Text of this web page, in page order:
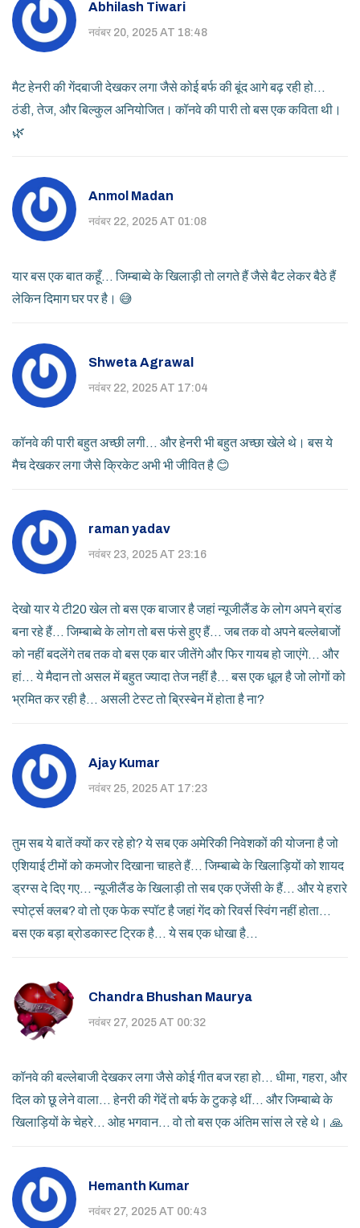
Abhilash Tiwari
नवंबर 20, 2025 AT 18:48
मैट हेनरी की गेंदबाजी देखकर लगा जैसे कोई बर्फ की बूंद आगे बढ़ रही हो...
ठंडी, तेज, और बिल्कुल अनियोजित। कॉनवे की पारी तो बस एक कविता थी।
🌿
Anmol Madan
नवंबर 22, 2025 AT 01:08
यार बस एक बात कहूँ... जिम्बाब्वे के खिलाड़ी तो लगते हैं जैसे बैट लेकर बैठे हैं
लेकिन दिमाग घर पर है। 😅
Shweta Agrawal
नवंबर 22, 2025 AT 17:04
कॉनवे की पारी बहुत अच्छी लगी... और हेनरी भी बहुत अच्छा खेले थे। बस ये
मैच देखकर लगा जैसे क्रिकेट अभी भी जीवित है 😊
raman yadav
नवंबर 23, 2025 AT 23:16
देखो यार ये टी20 खेल तो बस एक बाजार है जहां न्यूजीलैंड के लोग अपने ब्रांड
बना रहे हैं... जिम्बाब्वे के लोग तो बस फंसे हुए हैं... जब तक वो अपने बल्लेबाजों
को नहीं बदलेंगे तब तक वो बस एक बार जीतेंगे और फिर गायब हो जाएंगे... और
हां... ये मैदान तो असल में बहुत ज्यादा तेज नहीं है... बस एक धूल है जो लोगों को
भ्रमित कर रही है... असली टेस्ट तो ब्रिस्बेन में होता है ना?
Ajay Kumar
नवंबर 25, 2025 AT 17:23
तुम सब ये बातें क्यों कर रहे हो? ये सब एक अमेरिकी निवेशकों की योजना है जो
एशियाई टीमों को कमजोर दिखाना चाहते हैं... जिम्बाब्वे के खिलाड़ियों को शायद
ड्रग्स दे दिए गए... न्यूजीलैंड के खिलाड़ी तो सब एक एजेंसी के हैं... और ये हरारे
स्पोर्ट्स क्लब? वो तो एक फेक स्पॉट है जहां गेंद को रिवर्स स्विंग नहीं होता...
बस एक बड़ा ब्रोडकास्ट ट्रिक है... ये सब एक धोखा है...
Chandra Bhushan Maurya
नवंबर 27, 2025 AT 00:32
कॉनवे की बल्लेबाजी देखकर लगा जैसे कोई गीत बज रहा हो... धीमा, गहरा, और
दिल को छू लेने वाला... हेनरी की गेंदें तो बर्फ के टुकड़े थीं... और जिम्बाब्वे के
खिलाड़ियों के चेहरे... ओह भगवान... वो तो बस एक अंतिम सांस ले रहे थे। 🙏
Hemanth Kumar
नवंबर 27, 2025 AT 00:43